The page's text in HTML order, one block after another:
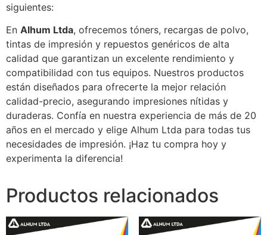
siguientes:
En Alhum Ltda, ofrecemos tóners, recargas de polvo,
tintas de impresión y repuestos genéricos de alta
calidad que garantizan un excelente rendimiento y
compatibilidad con tus equipos. Nuestros productos
están diseñados para ofrecerte la mejor relación
calidad-precio, asegurando impresiones nítidas y
duraderas. Confía en nuestra experiencia de más de 20
años en el mercado y elige Alhum Ltda para todas tus
necesidades de impresión. ¡Haz tu compra hoy y
experimenta la diferencia!
Productos relacionados